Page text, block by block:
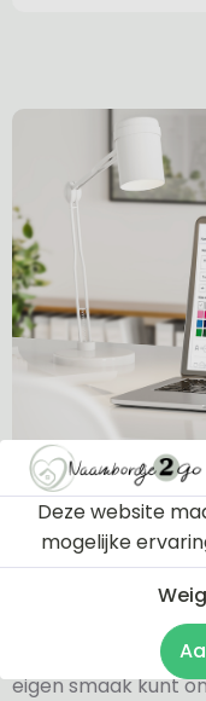
Via onderstaande
een tutorial die u
ontwerptool.
naambordje
eigen smaak kunt
Deze website
mogelijke